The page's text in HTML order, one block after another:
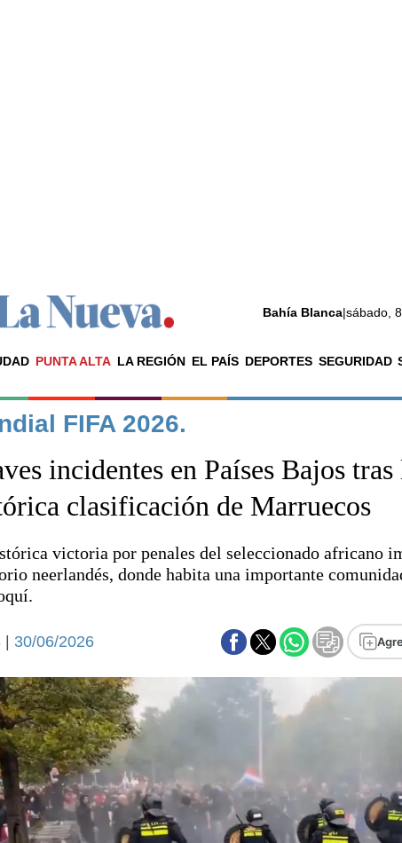
Bahía Blanca|sábado,
PUNTA ALTA LA REGIÓN EL PAÍS DEPORTES SEGURIDAD
La ciudad
El país
Seguridad
Escenario Olímpico
Liga del Sur
Fútbol
Federal A
y cultura
Aplausos
Cines
y campo
Espacio empresas
y tiempo libre
Sociedad
Tecnología
FIFA 2026.
incidentes en Países Bajos tras
clasificación de Marruecos
victoria por penales del seleccionado africano
neerlandés, donde habita una importante
| 30/06/2026